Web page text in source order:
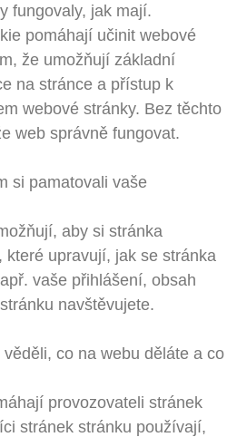
fungovaly, jak mají.
pomáhají učinit webové
že umožňují základní
na stránce a přístup k
webové stránky. Bez těchto
web správně fungovat.
si pamatovali vaše
aby si stránka
které upravují, jak se stránka
vaše přihlášení, obsah
navštěvujete.
co na webu děláte a co
provozovateli stránek
stránek stránku používají,